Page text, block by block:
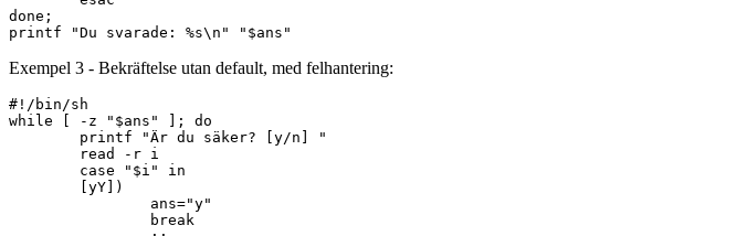
done;
Exempel 3 - Bekräftelse utan default, med felhantering:
#!/bin/sh
while [ -z "$ans" ]; do
        printf "Är du säker? [y/n] "
        read -r i
        case "$i" in
        [yY])
                ans="y"
                break